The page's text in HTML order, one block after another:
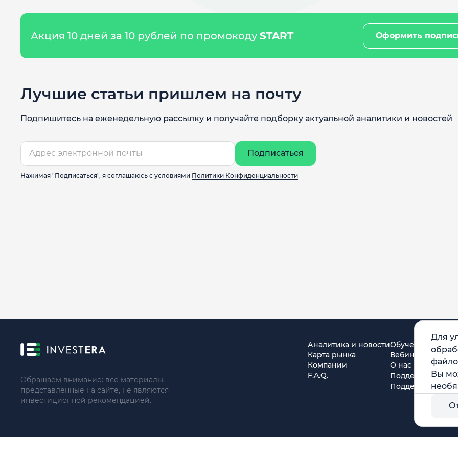
Для
Вы
Акция 10 дней за 10 рублей по промокодуSTART Оформить
Лучшие статьи пришлем на почту
Подпишитесь на еженедельную рассылку и получайте подборку актуальной аналитики и новостей
Подписаться
Нажимая "Подписаться", я соглашаюсь с условиями Политики Конфиденциальности
Обращаем внимание: все материалы,
представленные на сайте, не являются
инвестиционной рекомендацией.
Аналитика и новости
Карта рынка
Компании
F.A.Q.
Обучение
Вебинары
О нас
Поддержка в
Поддержка в